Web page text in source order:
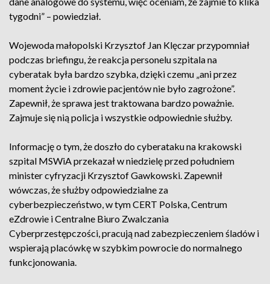
tygodni” – powiedział.
Wojewoda małopolski Krzysztof Jan Klęczar przypomniał
podczas briefingu, że reakcja personelu szpitala na
cyberatak była bardzo szybka, dzięki czemu „ani przez
moment życie i zdrowie pacjentów nie było zagrożone”.
Zapewnił, że sprawa jest traktowana bardzo poważnie.
Zajmuje się nią policja i wszystkie odpowiednie służby.
Informację o tym, że doszło do cyberataku na krakowski
szpital MSWiA przekazał w niedzielę przed południem
minister cyfryzacji Krzysztof Gawkowski. Zapewnił
wówczas, że służby odpowiedzialne za
cyberbezpieczeństwo, w tym CERT Polska, Centrum
eZdrowie i Centralne Biuro Zwalczania
Cyberprzestępczości, pracują nad zabezpieczeniem śladów i
wspierają placówkę w szybkim powrocie do normalnego
funkcjonowania.